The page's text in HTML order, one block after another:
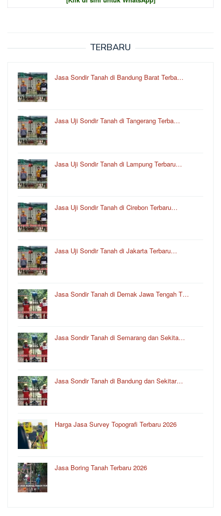
TERBARU
Jasa Sondir Tanah di Bandung Barat Terba…
Jasa Uji Sondir Tanah di Tangerang Terba…
Jasa Uji Sondir Tanah di Lampung Terbaru…
Jasa Uji Sondir Tanah di Cirebon Terbaru…
Jasa Uji Sondir Tanah di Jakarta Terbaru…
Jasa Sondir Tanah di Demak Jawa Tengah T…
Jasa Sondir Tanah di Semarang dan Sekita…
Jasa Sondir Tanah di Bandung dan Sekitar…
Harga Jasa Survey Topografi Terbaru 2026
Jasa Boring Tanah Terbaru 2026